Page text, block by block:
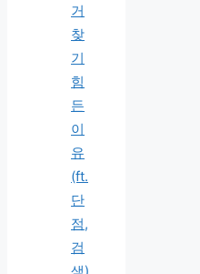
거
찾
기
힘
든
이
유
(ft.
단
점,
검